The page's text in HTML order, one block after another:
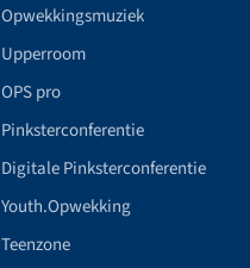
Opwekkingsmuziek
Upperroom
OPS pro
Pinksterconferentie
Digitale Pinksterconferentie
Youth.Opwekking
Teenzone